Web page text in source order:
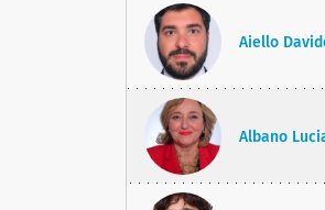
Aiello
Albano